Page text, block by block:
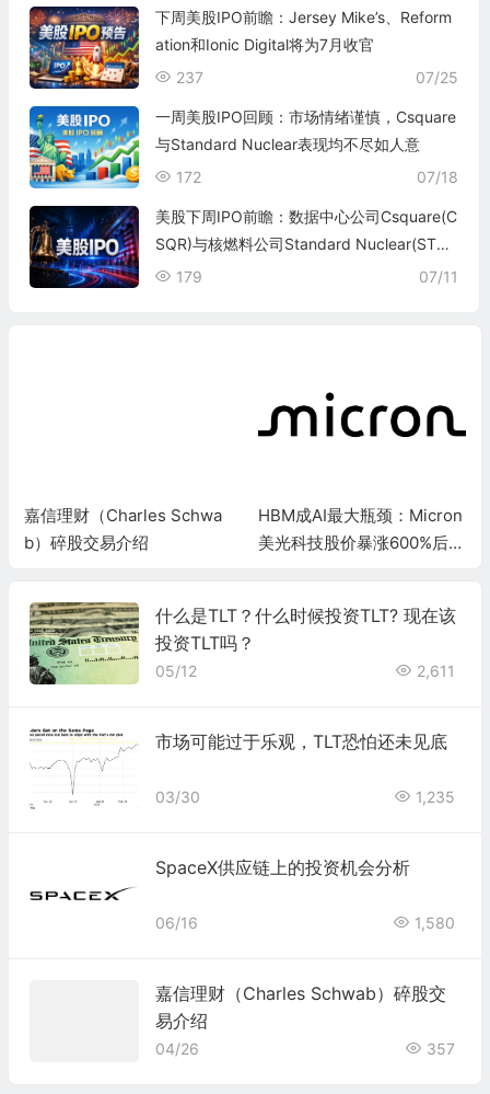
下周美股IPO前瞻：Jersey Mike’s、Reform
ation和Ionic Digital将为7月收官
07/25
237
一周美股IPO回顾：市场情绪谨慎，Csquare
与Standard Nuclear表现均不尽如人意
07/18
172
美股下周IPO前瞻：数据中心公司Csquare(C
SQR)与核燃料公司Standard Nuclear(STD
N)即将上市
07/11
179
嘉信理财（Charles Schwa
b）碎股交易介绍
HBM成AI最大瓶颈：Micron
美光科技股价暴涨600%后还
什么是TLT？什么时候投资TLT? 现在该
投资TLT吗？
05/12 2,611
市场可能过于乐观，TLT恐怕还未见底
03/30 1,235
SpaceX供应链上的投资机会分析
06/16 1,580
嘉信理财（Charles Schwab）碎股交
易介绍
04/26 357